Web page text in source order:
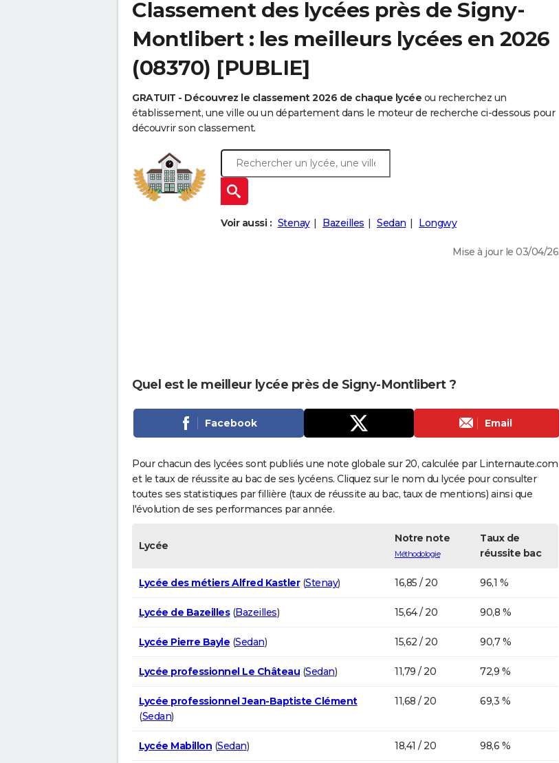
Classement des lycées près de Signy-
Montlibert : les meilleurs lycées en 2026
(08370) [PUBLIE]
GRATUIT - Découvrez le classement 2026 de chaque lycée ou recherchez un
établissement, une ville ou un département dans le moteur de recherche ci-dessous pour
découvrir son classement.
Voir aussi : Stenay Bazeilles Sedan Longwy
Mise à jour le 03/04/26
Quel est le meilleur lycée près de Signy-Montlibert ?
Facebook Email
Pour chacun des lycées sont publiés une note globale sur 20, calculée par Linternaute.com
et le taux de réussite au bac de ses lycéens. Cliquez sur le nom du lycée pour consulter
toutes ses statistiques par fillière (taux de réussite au bac, taux de mentions) ainsi que
l'évolution de ses performances par année.
Lycée
Notre note
Méthodologie
Taux de
réussite bac
Lycée des métiers Alfred Kastler(Stenay) 16,85 / 20 96,1 %
Lycée de Bazeilles(Bazeilles) 15,64 / 20 90,8 %
Lycée Pierre Bayle (Sedan) 15,62 / 20 90,7 %
Lycée professionnel Le Château (Sedan) 11,79 / 20 72,9 %
Lycée professionnel Jean-Baptiste Clément
(Sedan)
11,68 / 20 69,3 %
Lycée Mabillon (Sedan) 18,41 / 20 98,6 %